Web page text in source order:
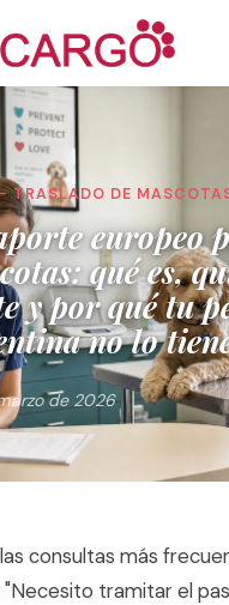
TRASLADO DE
europeo
qué es,
y por qué tu
no lo
de 2026
consultas más
"Necesito tramitar el